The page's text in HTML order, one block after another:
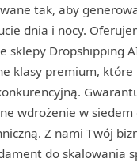
tak, aby
dnia i nocy.
sklepy Dropshipping
klasy premium, które
wdrożenie w siedem
Z nami Twój
do skalowania